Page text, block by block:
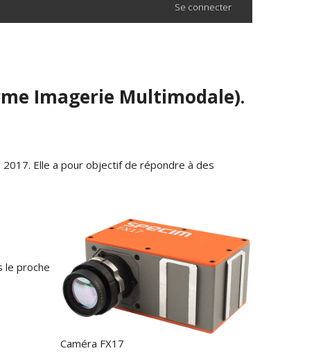
Se connecter
Imagerie Multimodale).
Elle a pour objectif de répondre à des
Caméra FX17
le proche